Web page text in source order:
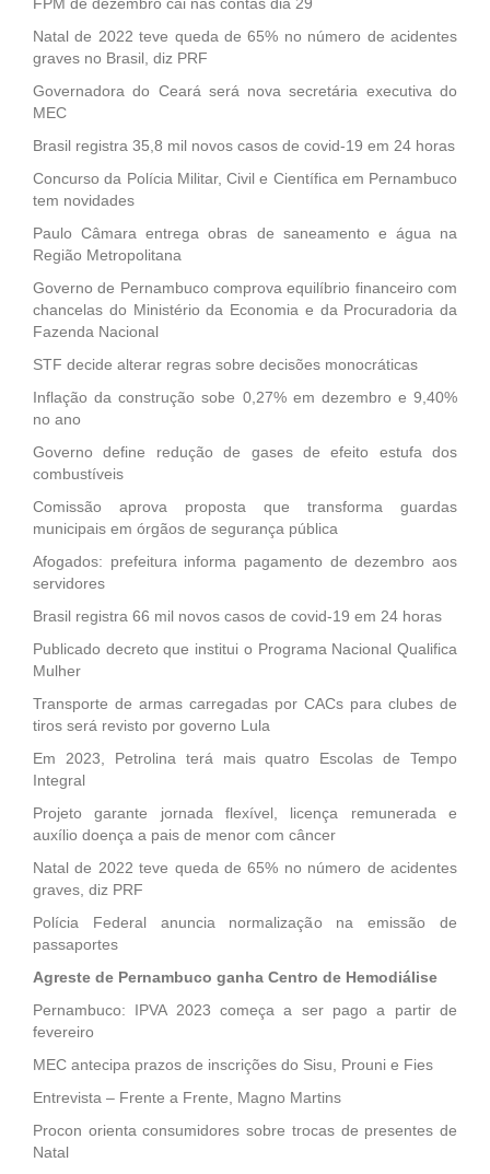
Natal de 2022 teve queda de 65% no número de acidentes
graves no Brasil, diz PRF
Governadora do Ceará será nova secretária executiva do
MEC
Brasil registra 35,8 mil novos casos de covid-19 em 24 horas
Concurso da Polícia Militar, Civil e Científica em Pernambuco
tem novidades
Paulo Câmara entrega obras de saneamento e água na
Região Metropolitana
Governo de Pernambuco comprova equilíbrio financeiro com
chancelas do Ministério da Economia e da Procuradoria da
Fazenda Nacional
STF decide alterar regras sobre decisões monocráticas
Inflação da construção sobe 0,27% em dezembro e 9,40%
no ano
Governo define redução de gases de efeito estufa dos
combustíveis
Comissão aprova proposta que transforma guardas
municipais em órgãos de segurança pública
Afogados: prefeitura informa pagamento de dezembro aos
servidores
Brasil registra 66 mil novos casos de covid-19 em 24 horas
Publicado decreto que institui o Programa Nacional Qualifica
Mulher
Transporte de armas carregadas por CACs para clubes de
tiros será revisto por governo Lula
Em 2023, Petrolina terá mais quatro Escolas de Tempo
Integral
Projeto garante jornada flexível, licença remunerada e
auxílio doença a pais de menor com câncer
Natal de 2022 teve queda de 65% no número de acidentes
graves, diz PRF
Polícia Federal anuncia normalização na emissão de
passaportes
Agreste de Pernambuco ganha Centro de Hemodiálise
Pernambuco: IPVA 2023 começa a ser pago a partir de
fevereiro
MEC antecipa prazos de inscrições do Sisu, Prouni e Fies
Entrevista – Frente a Frente, Magno Martins
Procon orienta consumidores sobre trocas de presentes de
Natal